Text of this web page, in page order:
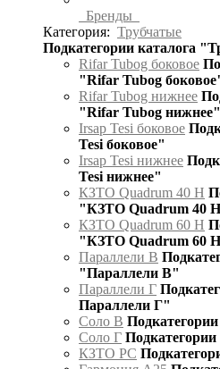
Бренды
Категория: Трубчатые
Подкатегории каталога
Rifar Tubog боковое
"Rifar Tubog
Rifar Tubog нижнее
"Rifar Tubog нижнее"
Irsap Tesi боковое
Tesi боковое"
Irsap Tesi нижнее
Tesi нижнее"
КЗТО Quadrum 40 H
"КЗТО Quadrum 40
КЗТО Quadrum 60 H
"КЗТО Quadrum 60
Параллели В
"Параллели В"
Параллели Г
Параллели Г"
Соло В
Соло Г
КЗТО РС